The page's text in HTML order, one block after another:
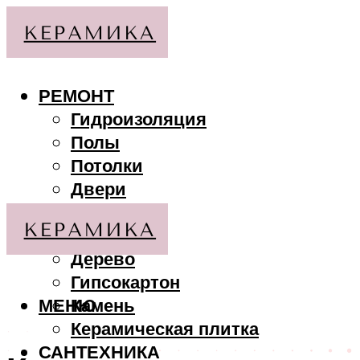
РЕМОНТ
Гидроизоляция
Полы
Потолки
Двери
МАТЕРИАЛЫ
Дерево
Гипсокартон
Камень
Керамическая плитка
САНТЕХНИКА
МЕНЮ